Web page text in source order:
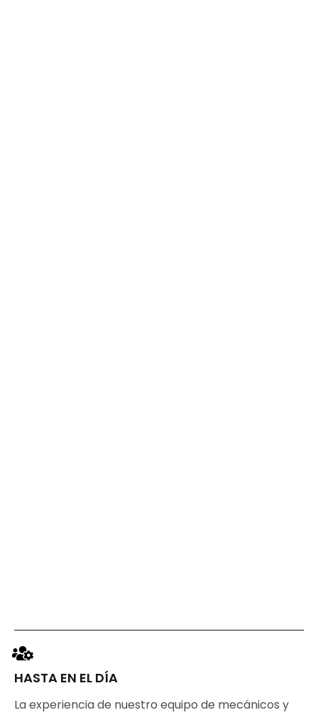
HASTA EN EL DÍA
La experiencia de nuestro equipo de mecánicos y